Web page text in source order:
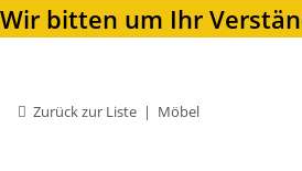
Wir bitten um Ihr
Zurück zur Liste Möbel